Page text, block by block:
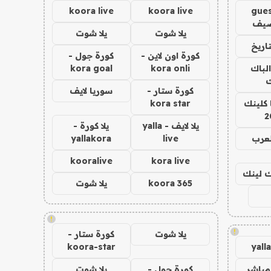
كلينك
لينك
!
koora live
koora live
يلا شوت يلا شوت
كورة اون لاين -
kora onli
كورة جول -
kora goal
كورة ستار -
kora star
سوريا لايف
يلا لايف - yalla
live
يلا كورة -
yallakora
kora live
kooralive
koora 365 يلا شوت
!
يلا شوت
كورة ستار -
koora-star